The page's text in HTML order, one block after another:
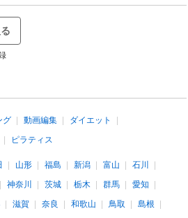
グ 動画編集
ダイエット
ピラティス
山形 福島 新潟 富山
石川
神奈川 茨城 栃木 群馬
愛知
滋賀 奈良 和歌山 鳥取
島根